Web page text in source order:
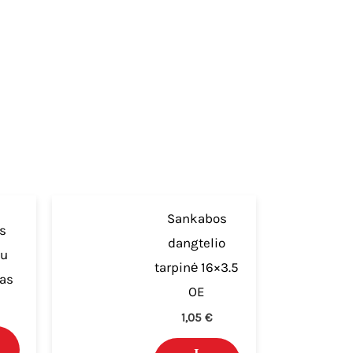
Sankabos
dangtelio
tarpinė 16×3.5
OE
1,05€